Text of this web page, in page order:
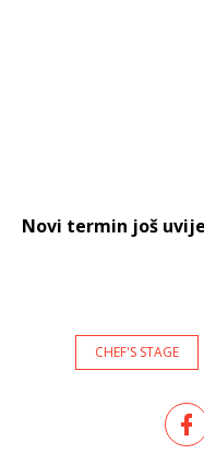
Novi termin još
CHEF'S STAGE